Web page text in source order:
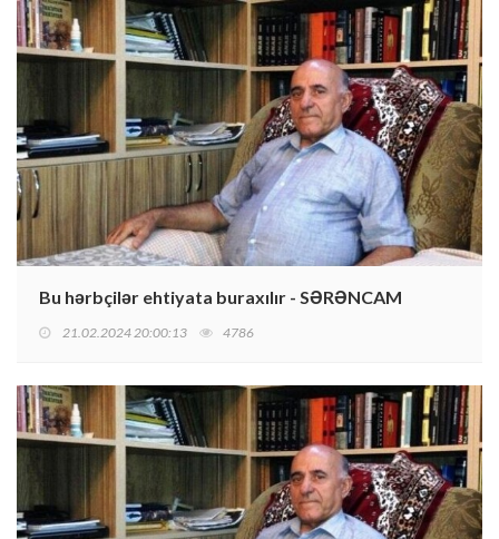
Bu hərbçilər ehtiyata buraxılır - SƏRƏNCAM
21.02.2024 20:00:13 4786